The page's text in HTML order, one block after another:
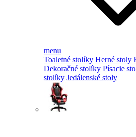
menu
Toaletné stolíky Herné stoly
Dekoračné stolíky Písacie
stolíky Jedálenské stoly